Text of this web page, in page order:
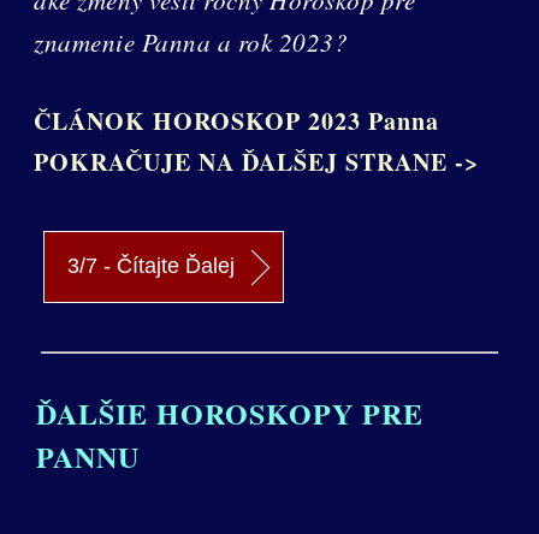
znamenie Panna a rok 2023?
ČLÁNOK HOROSKOP 2023 Panna
POKRAČUJE NA ĎALŠEJ STRANE ->
3/7 - Čítajte Ďalej
ĎALŠIE HOROSKOPY PRE
PANNU